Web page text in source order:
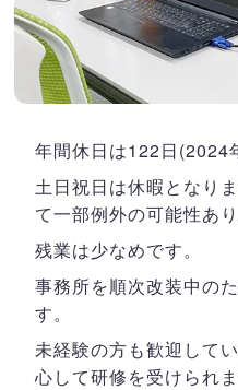
年間休日は122日(2024
土日祝日は休暇となり
て一部例外の可能性あり
残業は少なめです。
事務所を順次改装中の
す。
未経験の方も歓迎して
心して研修を受けられま